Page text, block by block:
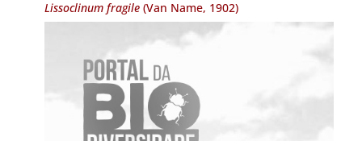
Lissoclinum fragile(Van Name, 1902)